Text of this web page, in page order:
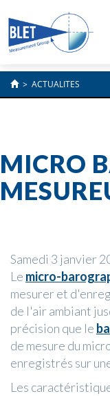
> ACTUALITES
MICRO
Samedi 3 janvier
Le micro-
mesurer et
de l'air ambiant
précision que le
de mesure du
enregistrés sur
Les